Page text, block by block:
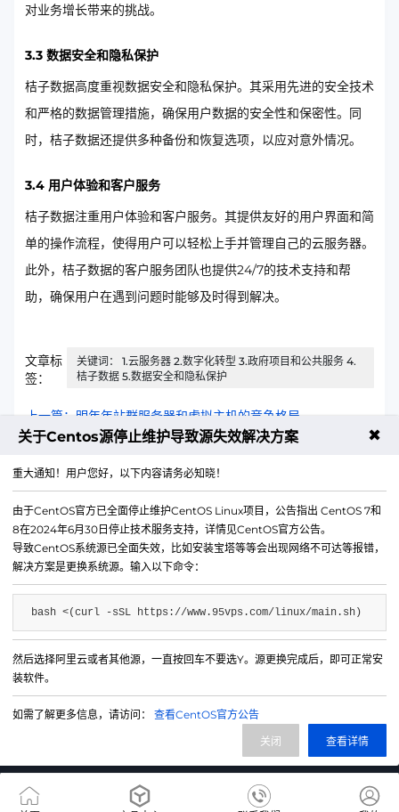
对业务增长带来的挑战。
3.3 数据安全和隐私保护
桔子数据高度重视数据安全和隐私保护。其采用先进的安全技术
和严格的数据管理措施，确保用户数据的安全性和保密性。同
时，桔子数据还提供多种备份和恢复选项，以应对意外情况。
3.4 用户体验和客户服务
桔子数据注重用户体验和客户服务。其提供友好的用户界面和简
单的操作流程，使得用户可以轻松上手并管理自己的云服务器。
此外，桔子数据的客户服务团队也提供24/7的技术支持和帮
助，确保用户在遇到问题时能够及时得到解决。
文章标
签：
关键词： 1.云服务器 2.数字化转型 3.政府项目和公共服务 4.
桔子数据 5.数据安全和隐私保护
上一篇：明年年站群服务器和虚拟主机的竞争格局
微信公众号
IDC/ISP证号 B1-20214840
关于Centos源停止维护导致源失效解决方案 ✖
重大通知！用户您好，以下内容请务必知晓！
由于CentOS官方已全面停止维护CentOS Linux项目，公告指出 CentOS 7和
8在2024年6月30日停止技术服务支持，详情见CentOS官方公告。
导致CentOS系统源已全面失效，比如安装宝塔等等会出现网络不可达等报错，
解决方案是更换系统源。输入以下命令：
bash <(curl -sSL https://www.95vps.com/linux/main.sh)
然后选择阿里云或者其他源，一直按回车不要选Y。源更换完成后，即可正常安
装软件。
如需了解更多信息，请访问： 查看CentOS官方公告
查看详情
关闭